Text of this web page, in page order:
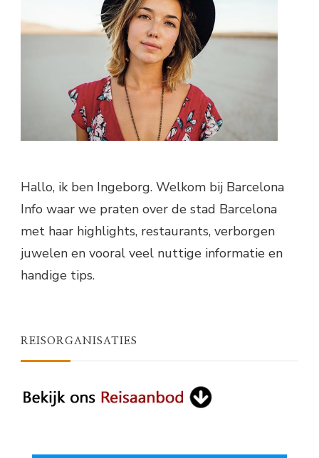
Hallo, ik ben Ingeborg. Welkom bij Barcelona
Info waar we praten over de stad Barcelona
met haar highlights, restaurants, verborgen
juwelen en vooral veel nuttige informatie en
handige tips.
REISORGANISATIES